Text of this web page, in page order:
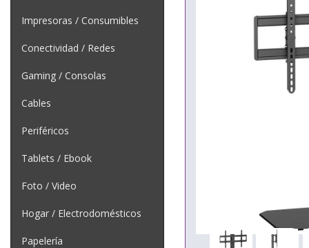
Impresoras / Consumibles
Conectividad / Redes
Gaming / Consolas
Cables
Periféricos
Tablets / Ebook
Foto / Video
Hogar / Electrodomésticos
Papelería